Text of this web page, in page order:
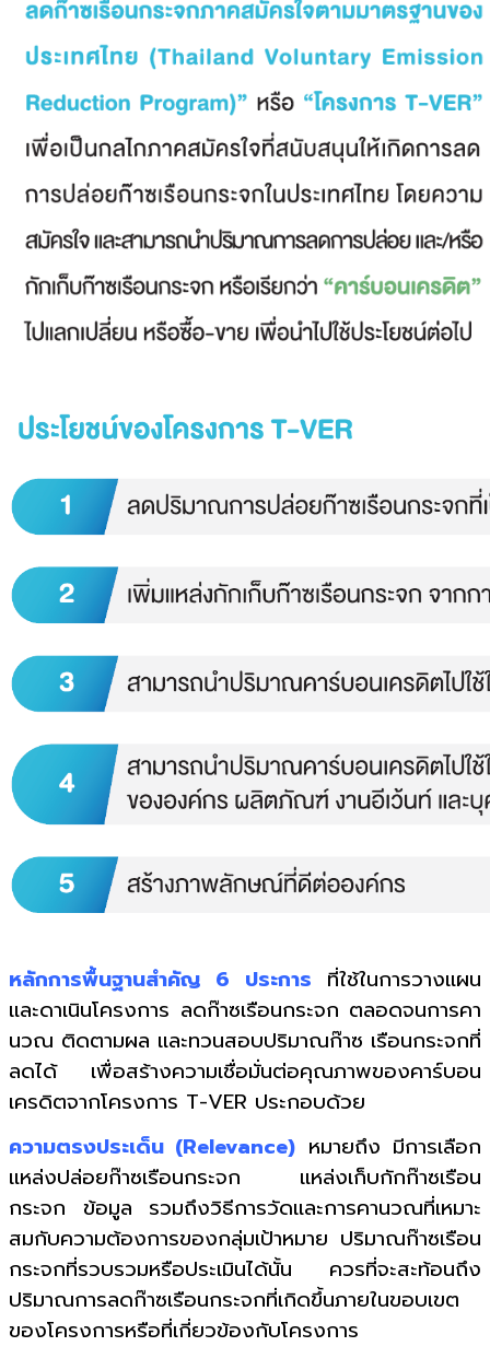
หลักการพื้นฐานสำคัญ 6 ประการ ที่ใช้ในการวางแผน
และดาเนินโครงการ ลดก๊าซเรือนกระจก ตลอดจนการคา
นวณ ติดตามผล และทวนสอบปริมาณก๊าซ เรือนกระจกที่
ลดได้ เพื่อสร้างความเชื่อมั่นต่อคุณภาพของคาร์บอน
เครดิตจากโครงการ T-VER ประกอบด้วย
ความตรงประเด็น (Relevance) หมายถึง มีการเลือก
แหล่งปล่อยก๊าซเรือนกระจก แหล่งเก็บกักก๊าซเรือน
กระจก ข้อมูล รวมถึงวิธีการวัดและการคานวณที่เหมาะ
สมกับความต้องการของกลุ่มเป้าหมาย ปริมาณก๊าซเรือน
กระจกที่รวบรวมหรือประเมินได้นั้น ควรที่จะสะท้อนถึง
ปริมาณการลดก๊าซเรือนกระจกที่เกิดขึ้นภายในขอบเขต
ของโครงการหรือที่เกี่ยวข้องกับโครงการ